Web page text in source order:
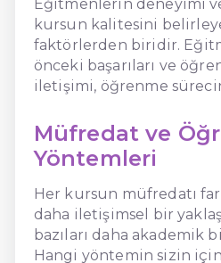
Eğitmenlerin deneyimi
kursun kalitesini
faktörlerden biridir.
önceki başarıları ve
iletişimi, öğrenme
Müfredat ve
Yöntemleri
Her kursun müfredatı
daha iletişimsel bir
bazıları daha akademik
Hangi yöntemin sizin